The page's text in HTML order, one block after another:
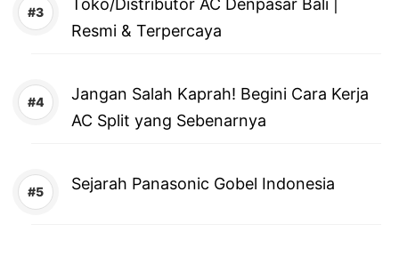
Toko/Distributor AC Denpasar Bali |
Resmi & Terpercaya
Jangan Salah Kaprah! Begini Cara Kerja
AC Split yang Sebenarnya
Sejarah Panasonic Gobel Indonesia